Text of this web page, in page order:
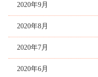
2020年9月
2020年8月
2020年7月
2020年6月